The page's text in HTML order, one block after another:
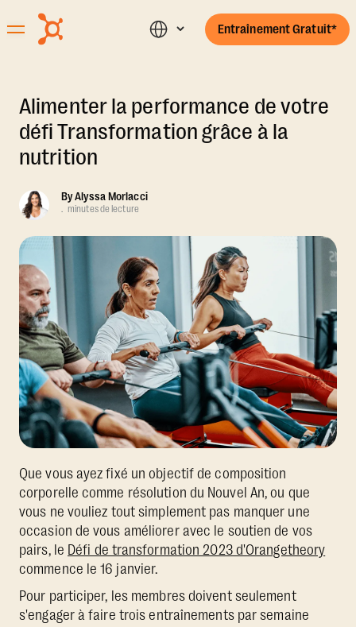
Entraînement Gratuit*
Alimenter la performance de votre
défi Transformation grâce à la
nutrition
ByAlyssa Morlacci
. minutes de lecture
Que vous ayez fixé un objectif de composition
corporelle comme résolution du Nouvel An, ou que
vous ne vouliez tout simplement pas manquer une
occasion de vous améliorer avec le soutien de vos
pairs, le Défi de transformation 2023 d'Orangetheory
commence le 16 janvier.
Pour participer, les membres doivent seulement
s'engager à faire trois entraînements par semaine